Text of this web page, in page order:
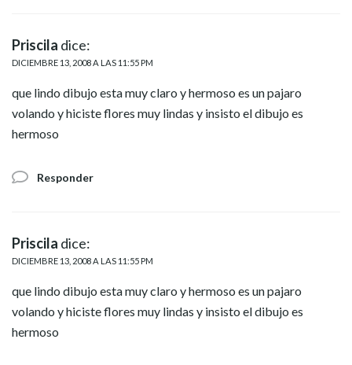
Priscila dice:
DICIEMBRE 13, 2008 A LAS 11:55 PM
que lindo dibujo esta muy claro y hermoso es un pajaro
volando y hiciste flores muy lindas y insisto el dibujo es
hermoso
Responder
Priscila dice:
DICIEMBRE 13, 2008 A LAS 11:55 PM
que lindo dibujo esta muy claro y hermoso es un pajaro
volando y hiciste flores muy lindas y insisto el dibujo es
hermoso